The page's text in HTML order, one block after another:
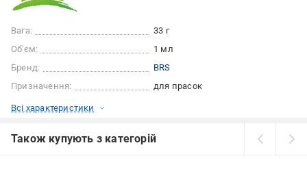
Вага:
33 г
Об'єм:
1 мл
Бренд:
BRS
Призначення:
для прасок
Всі характеристики
Також купують з категорій